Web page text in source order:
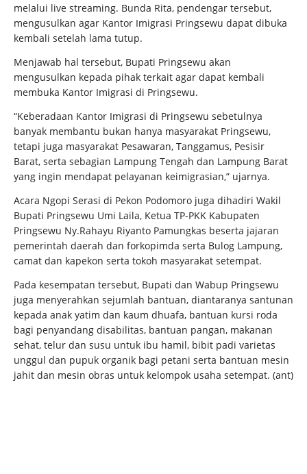
melalui live streaming. Bunda Rita, pendengar tersebut,
mengusulkan agar Kantor Imigrasi Pringsewu dapat dibuka
kembali setelah lama tutup.
Menjawab hal tersebut, Bupati Pringsewu akan
mengusulkan kepada pihak terkait agar dapat kembali
membuka Kantor Imigrasi di Pringsewu.
“Keberadaan Kantor Imigrasi di Pringsewu sebetulnya
banyak membantu bukan hanya masyarakat Pringsewu,
tetapi juga masyarakat Pesawaran, Tanggamus, Pesisir
Barat, serta sebagian Lampung Tengah dan Lampung Barat
yang ingin mendapat pelayanan keimigrasian,” ujarnya.
Acara Ngopi Serasi di Pekon Podomoro juga dihadiri Wakil
Bupati Pringsewu Umi Laila, Ketua TP-PKK Kabupaten
Pringsewu Ny.Rahayu Riyanto Pamungkas beserta jajaran
pemerintah daerah dan forkopimda serta Bulog Lampung,
camat dan kapekon serta tokoh masyarakat setempat.
Pada kesempatan tersebut, Bupati dan Wabup Pringsewu
juga menyerahkan sejumlah bantuan, diantaranya santunan
kepada anak yatim dan kaum dhuafa, bantuan kursi roda
bagi penyandang disabilitas, bantuan pangan, makanan
sehat, telur dan susu untuk ibu hamil, bibit padi varietas
unggul dan pupuk organik bagi petani serta bantuan mesin
jahit dan mesin obras untuk kelompok usaha setempat. (ant)